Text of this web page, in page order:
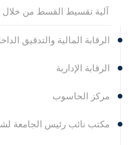
آلية تقسيط القسط من خلال
الرقابة المالية والتدقيق
الرقابة الإدارية
مركز الحاسوب
مكتب نائب رئيس الجامعة